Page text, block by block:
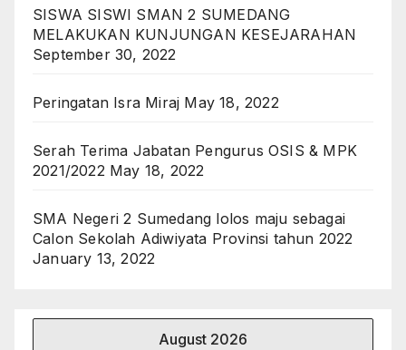
SISWA SISWI SMAN 2 SUMEDANG
MELAKUKAN KUNJUNGAN KESEJARAHAN
September 30, 2022
Peringatan Isra Miraj May 18, 2022
Serah Terima Jabatan Pengurus OSIS & MPK
2021/2022 May 18, 2022
SMA Negeri 2 Sumedang lolos maju sebagai
Calon Sekolah Adiwiyata Provinsi tahun 2022
January 13, 2022
August 2026